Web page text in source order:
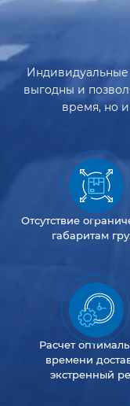
Индивидуальные
выгодны и
время, но
Отсутствие
габаритам
Расчет
времени
экстренный